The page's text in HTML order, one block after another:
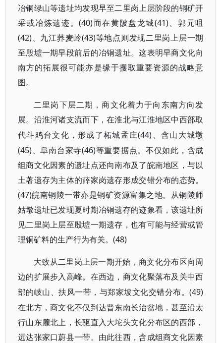
冶铜绿山等遗址均发现早至二里岗上层阶段的铜矿开
采或冶炼遗迹。(40)而在黄陂盘龙城(41)、郭元咀
(42)、九江荞麦岭(43)等地点则发现二里岗上层一期
至殷墟一期早段前后的冶铜遗址。这表明早商文化向
南方的拓展很可能亦是缘于攫取重要资源的战略意
图。
二里岗下层二期，商文化着力于向东南方向发
展。沿淮河诸支流而下，在淮北与江淮地区中西部取
代斗鸡台文化，形成了柘城孟庄(44)、含山大城墩
(45)、阜南台家寺(46)等重要据点。不仅如此，含成
组商文化因素的遗址点还向南布及了皖南地区，与以
土著遗存为主体的薛家岗遗存形成交错分布的态势。
(47)皖南铜陵一带亦是铜矿资源富集之地。从铜陵师
姑墩遗址已发现夏时期冶铜遗存的迹象看，该遗址所
见二里岗上层至殷墟一期遗存，也有可能与经营或管
理铜矿料的生产行为有关。(48)
大致从二里岗上层一期开始，商文化分布区向周
边的扩展步入高峰。在西边，商文化聚落布及关中西
部的岐山、扶风一带，与郑家坡文化交错分布。(49)
在北方，商文化不仅到达晋东南长治盆地，甚至沿太
行山东麓北上，长驱直入大坨头文化分布区的西部，
远达张家口蔚县一带。由此往西，含成组商文化因素